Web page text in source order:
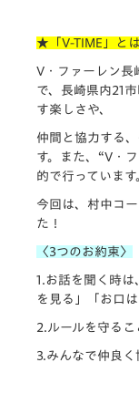
★「V-TIME」とは
V・ファーレン長
で、 長崎県内21
す楽しさや、
仲間と協力する
す。
また、“V・
的で行っています
今回は、村中コ
た！
〈3つのお約束〉
1.お話を聞く時は
を見る」「お口は
2.ルールを守るこ
3.みんなで仲良く